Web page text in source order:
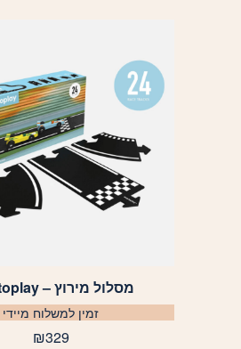
מסלול מירוץ – Waytoplay
זמין למשלוח מיידי
₪329